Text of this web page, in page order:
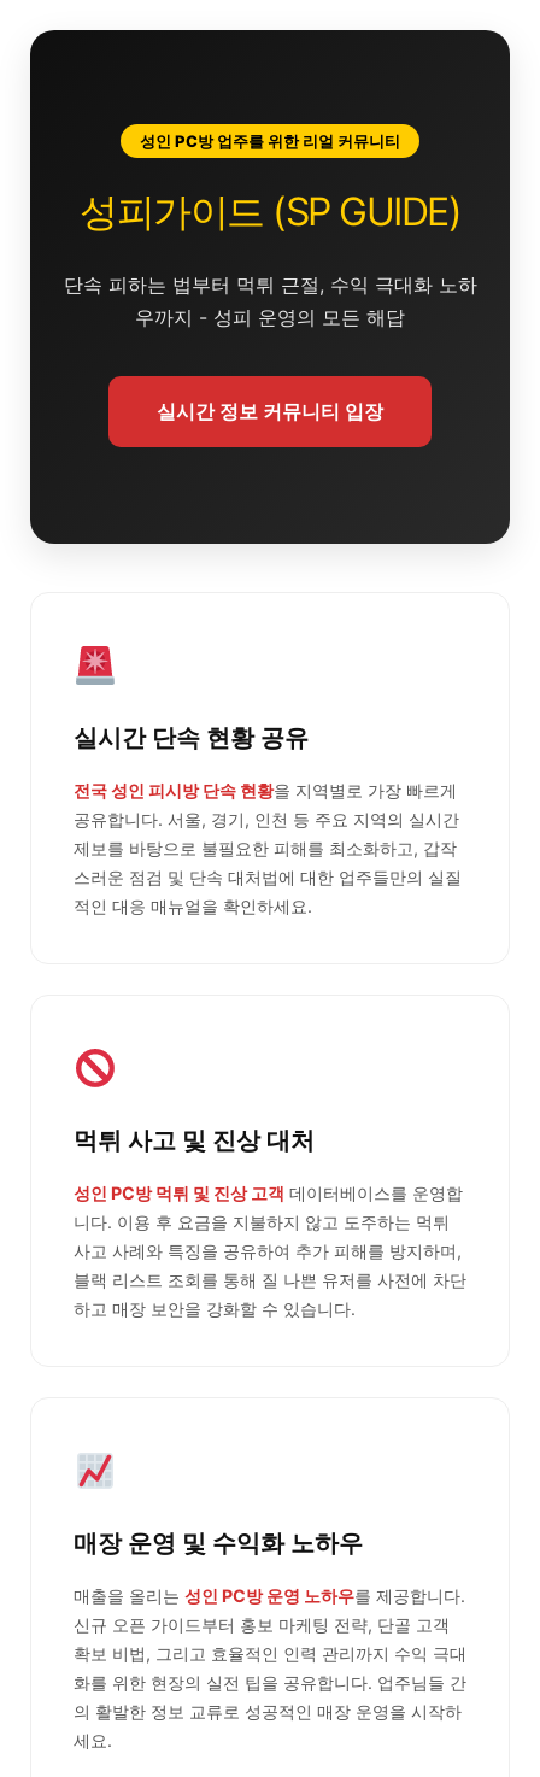
성인 PC방 업주를 위한 리얼 커뮤니티
성피가이드 (SP GUIDE)
단속 피하는 법부터 먹튀 근절, 수익 극대화 노하
우까지 - 성피 운영의 모든 해답
실시간 정보 커뮤니티 입장
실시간 단속 현황 공유
전국 성인 피시방 단속 현황을 지역별로 가장 빠르게
공유합니다. 서울, 경기, 인천 등 주요 지역의 실시간
제보를 바탕으로 불필요한 피해를 최소화하고, 갑작
스러운 점검 및 단속 대처법에 대한 업주들만의 실질
적인 대응 매뉴얼을 확인하세요.
먹튀 사고 및 진상 대처
성인 PC방 먹튀 및 진상 고객 데이터베이스를 운영합
니다. 이용 후 요금을 지불하지 않고 도주하는 먹튀
사고 사례와 특징을 공유하여 추가 피해를 방지하며,
블랙 리스트 조회를 통해 질 나쁜 유저를 사전에 차단
하고 매장 보안을 강화할 수 있습니다.
매장 운영 및 수익화 노하우
매출을 올리는 성인 PC방 운영 노하우를 제공합니다.
신규 오픈 가이드부터 홍보 마케팅 전략, 단골 고객
확보 비법, 그리고 효율적인 인력 관리까지 수익 극대
화를 위한 현장의 실전 팁을 공유합니다. 업주님들 간
의 활발한 정보 교류로 성공적인 매장 운영을 시작하
세요.